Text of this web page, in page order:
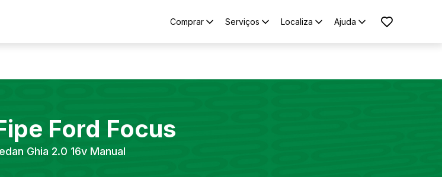
Comprar Serviços Localiza Ajuda
Ford Focus
Ghia 2.0 16v Manual